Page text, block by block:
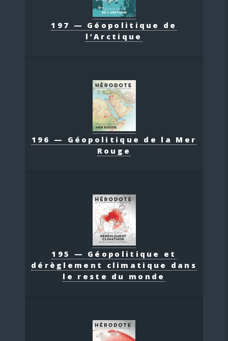
197 — Géopolitique de
l’Arctique
196 — Géopolitique de la Mer
Rouge
195 — Géopolitique et
dérèglement climatique dans
le reste du monde